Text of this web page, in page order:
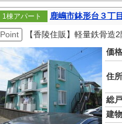
1棟アパート
鹿嶋市鉢形台３
Point
【香陵住販】軽量鉄骨
価格
住
総
建